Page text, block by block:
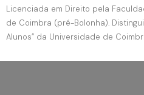
Licenciada em Direito pela
de Coimbra (pré-Bolonha).
Alunos” da Universidade de